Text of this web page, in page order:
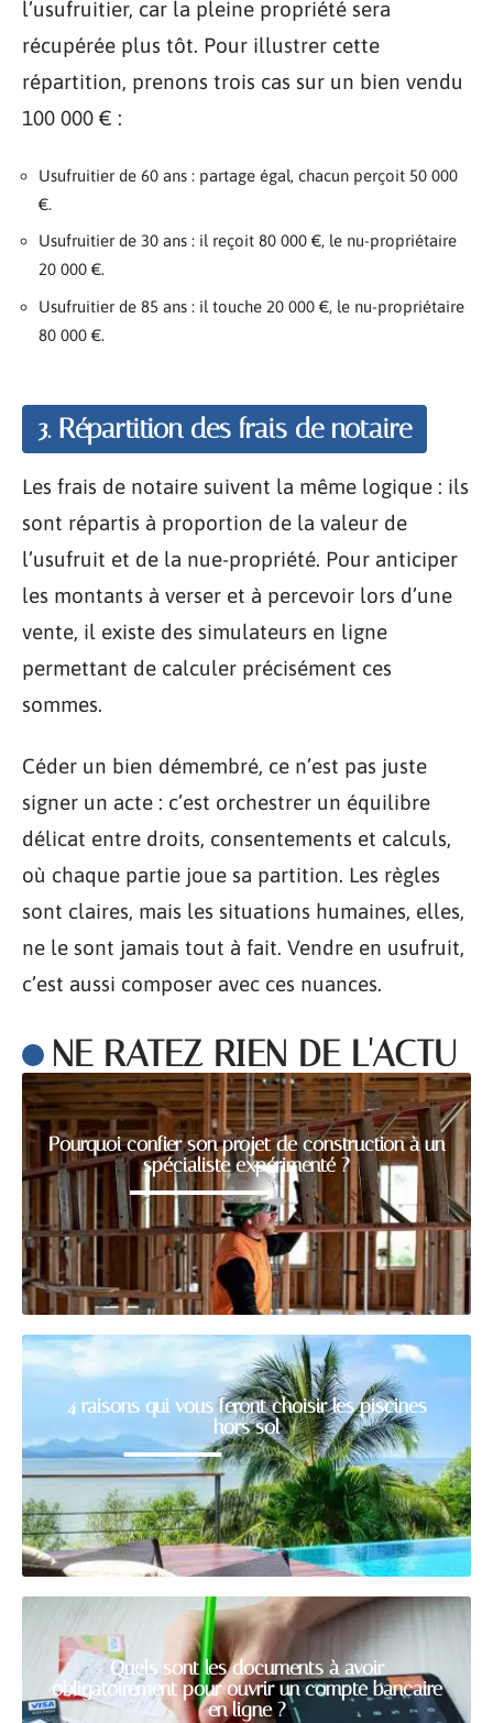
l’usufruitier, car la pleine propriété sera
récupérée plus tôt. Pour illustrer cette
répartition, prenons trois cas sur un bien vendu
100 000 € :
Usufruitier de 60 ans : partage égal, chacun perçoit 50 000
€.
Usufruitier de 30 ans : il reçoit 80 000 €, le nu-propriétaire
20 000 €.
Usufruitier de 85 ans : il touche 20 000 €, le nu-propriétaire
80 000 €.
3. Répartition des frais de notaire
Les frais de notaire suivent la même logique : ils
sont répartis à proportion de la valeur de
l’usufruit et de la nue-propriété. Pour anticiper
les montants à verser et à percevoir lors d’une
vente, il existe des simulateurs en ligne
permettant de calculer précisément ces
sommes.
Céder un bien démembré, ce n’est pas juste
signer un acte : c’est orchestrer un équilibre
délicat entre droits, consentements et calculs,
où chaque partie joue sa partition. Les règles
sont claires, mais les situations humaines, elles,
ne le sont jamais tout à fait. Vendre en usufruit,
c’est aussi composer avec ces nuances.
NE RATEZ RIEN DE L'ACTU
Pourquoi confier son projet de construction à un
spécialiste expérimenté ?
4 raisons qui vous feront choisir les piscines
hors sol
Quels sont les documents à avoir
obligatoirement pour ouvrir un compte bancaire
en ligne ?